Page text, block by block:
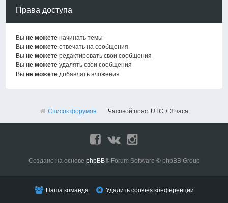
Права доступа
Выне можете начинать темы
Выне можете отвечать на сообщения
Выне можете редактировать свои сообщения
Выне можете удалять свои сообщения
Выне можете добавлять вложения
Список форумов Часовой пояс: UTC + 3 часа
Создано на основе phpBB® Forum Software © phpBB Group
Наша команда Удалить cookies конференции